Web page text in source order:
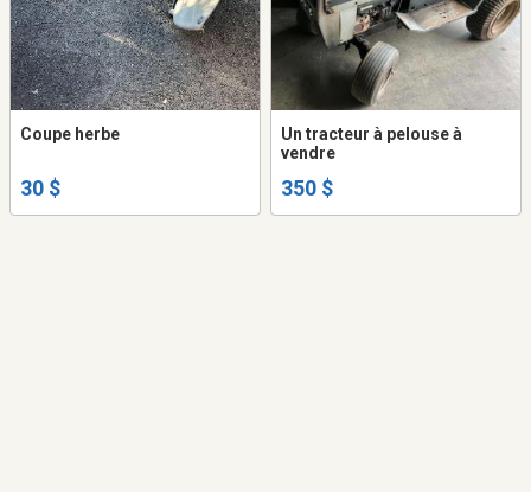
Coupe herbe
30 $
Un tracteur à pelouse à
vendre
350 $